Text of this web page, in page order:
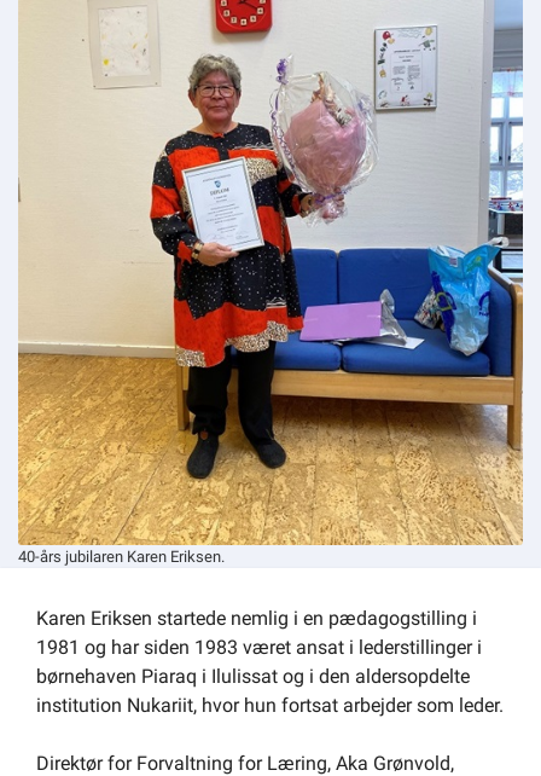
40-års jubilaren Karen Eriksen.
Karen Eriksen startede nemlig i en pædagogstilling i
1981 og har siden 1983 været ansat i lederstillinger i
børnehaven Piaraq i Ilulissat og i den aldersopdelte
institution Nukariit, hvor hun fortsat arbejder som leder.
Direktør for Forvaltning for Læring, Aka Grønvold,